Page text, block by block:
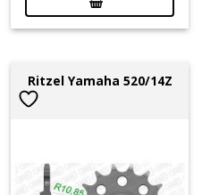
Ritzel Yamaha 520/14Z